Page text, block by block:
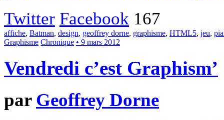
Twitter Facebook 167
affiche, Batman, design, geoffrey dorne, graphisme, HTML5, jeu,
Graphisme Chronique • 9 mars 2012
Vendredi c’est Graphism’
par Geoffrey Dorne